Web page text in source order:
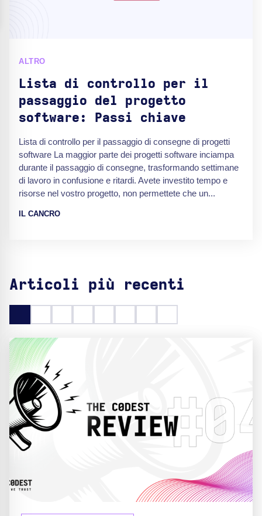
ALTRO
Lista di controllo per il
passaggio del progetto
software: Passi chiave
Lista di controllo per il passaggio di consegne di progetti
software La maggior parte dei progetti software inciampa
durante il passaggio di consegne, trasformando settimane
di lavoro in confusione e ritardi. Avete investito tempo e
risorse nel vostro progetto, non permettete che un...
IL CANCRO
Articoli più recenti